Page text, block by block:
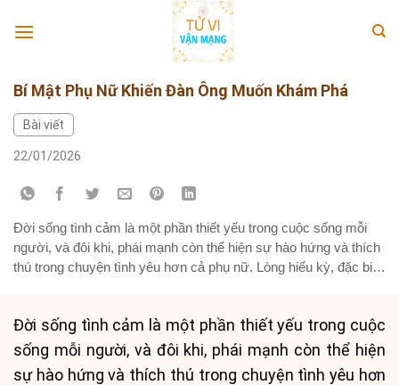
Bí Mật Phụ Nữ Khiến Đàn Ông Muốn Khám Phá
Bài viết
22/01/2026
Đời sống tình cảm là một phần thiết yếu trong cuộc sống mỗi
người, và đôi khi, phái mạnh còn thể hiện sự hào hứng và thích
thú trong chuyện tình yêu hơn cả phụ nữ. Lòng hiếu kỳ, đặc biệt
Đời sống tình cảm là một phần thiết yếu trong cuộc
sống mỗi người, và đôi khi, phái mạnh còn thể hiện
sự hào hứng và thích thú trong chuyện tình yêu hơn